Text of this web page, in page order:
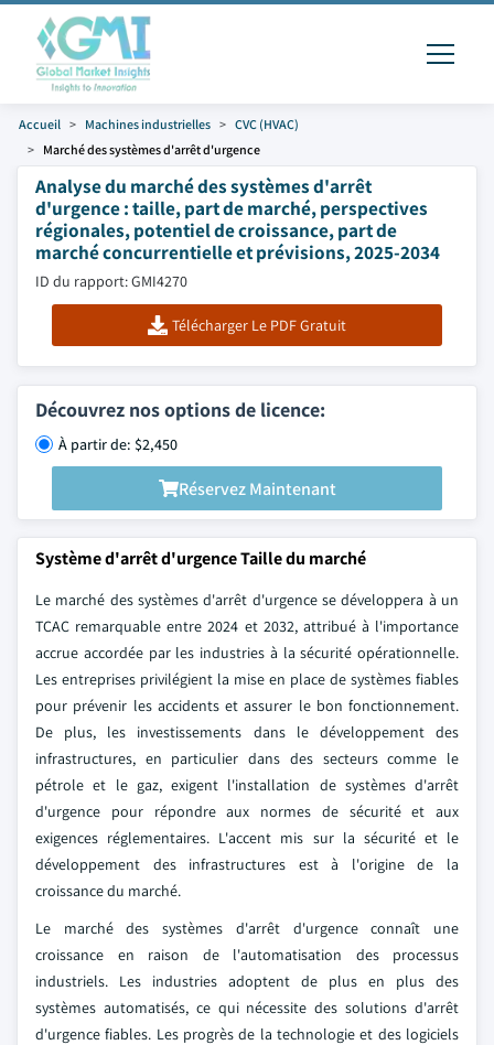
Accueil Machines industrielles
CVC (HVAC)
Marché des systèmes d'arrêt d'urgence
Analyse du marché des systèmes d'arrêt
d'urgence : taille, part de marché, perspectives
régionales, potentiel de croissance, part de
marché concurrentielle et prévisions, 2025-2034
ID du rapport: GMI4270
Télécharger Le PDF Gratuit
Découvrez nos options de licence:
À partir de: $2,450
Réservez Maintenant
Système d'arrêt d'urgence Taille du marché
Le marché des systèmes d'arrêt d'urgence se développera à un
TCAC remarquable entre 2024 et 2032, attribué à l'importance
accrue accordée par les industries à la sécurité opérationnelle.
Les entreprises privilégient la mise en place de systèmes fiables
pour prévenir les accidents et assurer le bon fonctionnement.
De plus, les investissements dans le développement des
infrastructures, en particulier dans des secteurs comme le
pétrole et le gaz, exigent l'installation de systèmes d'arrêt
d'urgence pour répondre aux normes de sécurité et aux
exigences réglementaires. L'accent mis sur la sécurité et le
développement des infrastructures est à l'origine de la
croissance du marché.
Le marché des systèmes d'arrêt d'urgence connaît une
croissance en raison de l'automatisation des processus
industriels. Les industries adoptent de plus en plus des
systèmes automatisés, ce qui nécessite des solutions d'arrêt
d'urgence fiables. Les progrès de la technologie et des logiciels